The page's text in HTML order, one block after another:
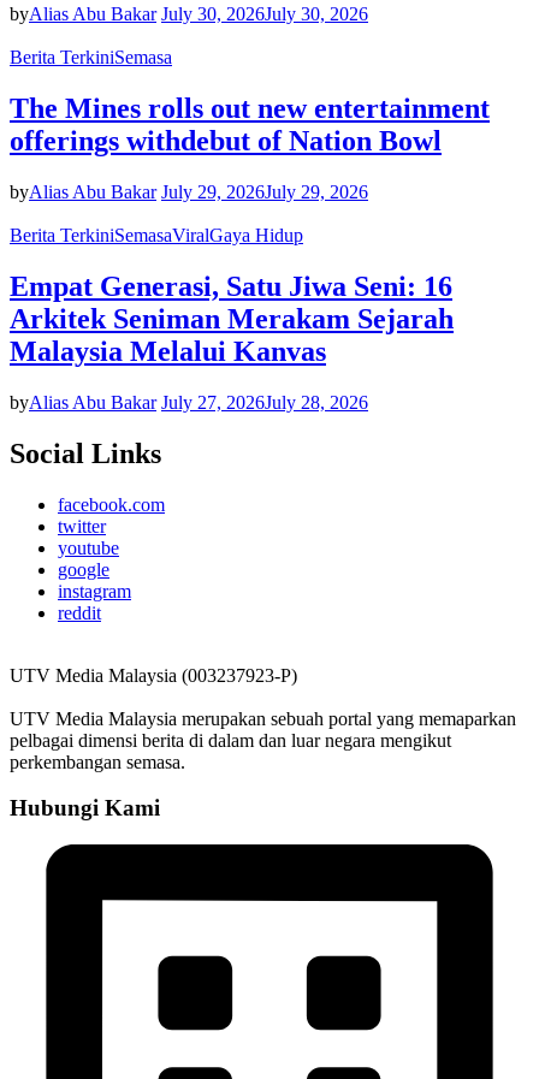
byAlias Abu Bakar July 30, 2026July 30, 2026
Berita TerkiniSemasa
The Mines rolls out new entertainment
offerings withdebut of Nation Bowl
byAlias Abu Bakar July 29, 2026July 29, 2026
Berita TerkiniSemasaViralGaya Hidup
Empat Generasi, Satu Jiwa Seni: 16
Arkitek Seniman Merakam Sejarah
Malaysia Melalui Kanvas
byAlias Abu Bakar July 27, 2026July 28, 2026
Social Links
facebook.com
twitter
youtube
google
instagram
reddit
UTV Media Malaysia (003237923-P)
UTV Media Malaysia merupakan sebuah portal yang memaparkan
pelbagai dimensi berita di dalam dan luar negara mengikut
perkembangan semasa.
Hubungi Kami